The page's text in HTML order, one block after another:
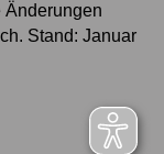
Änderungen
Stand: Januar